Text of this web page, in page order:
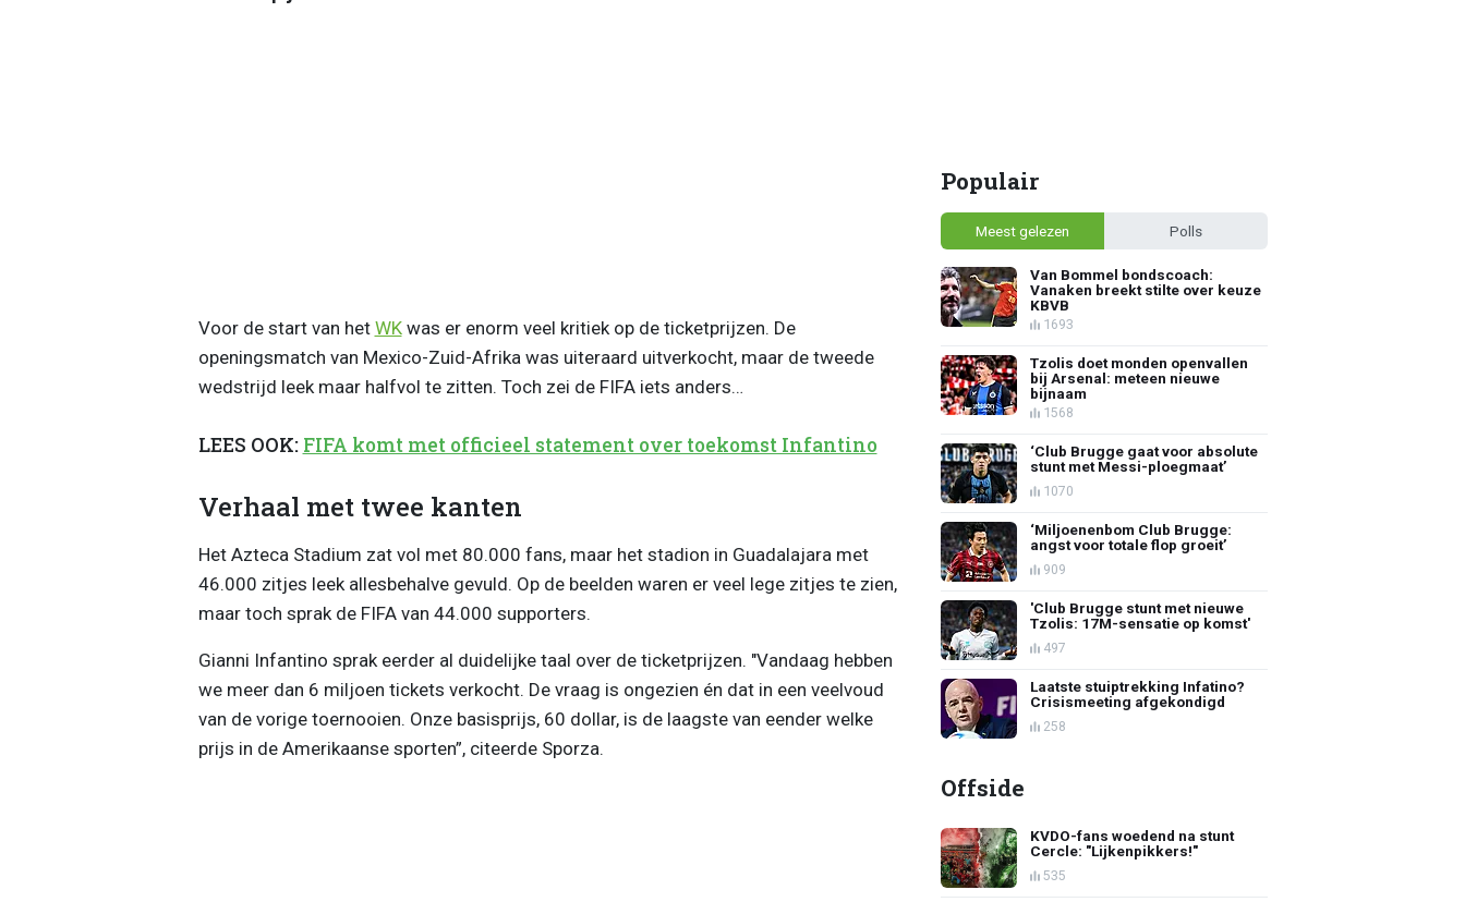
Voor de start van het WKwas er enorm veel kritiek op de ticketprijzen. De
openingsmatch van Mexico-Zuid-Afrika was uiteraard uitverkocht, maar de tweede
wedstrijd leek maar halfvol te zitten. Toch zei de FIFA iets anders…
LEES OOK: FIFA komt met officieel statement over toekomst Infantino
Verhaal met twee kanten
Het Azteca Stadium zat vol met 80.000 fans, maar het stadion in Guadalajara met
46.000 zitjes leek allesbehalve gevuld. Op de beelden waren er veel lege zitjes te zien,
maar toch sprak de FIFA van 44.000 supporters.
Gianni Infantino sprak eerder al duidelijke taal over de ticketprijzen. "Vandaag hebben
we meer dan 6 miljoen tickets verkocht. De vraag is ongezien én dat in een veelvoud
van de vorige toernooien. Onze basisprijs, 60 dollar, is de laagste van eender welke
prijs in de Amerikaanse sporten”, citeerde Sporza.
Populair
Meest gelezen Polls
Van Bommel bondscoach:
Vanaken breekt stilte over keuze
KBVB
1693
Tzolis doet monden openvallen
bij Arsenal: meteen nieuwe
bijnaam
1568
‘Club Brugge gaat voor absolute
stunt met Messi-ploegmaat’
1070
‘Miljoenenbom Club Brugge:
angst voor totale flop groeit’
909
'Club Brugge stunt met nieuwe
Tzolis: 17M-sensatie op komst'
497
Laatste stuiptrekking Infatino?
Crisismeeting afgekondigd
258
Offside
KVDO-fans woedend na stunt
Cercle: "Lijkenpikkers!"
535